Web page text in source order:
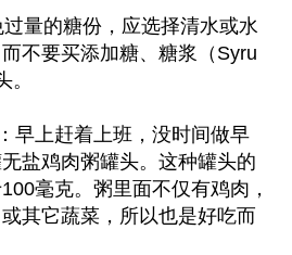
量的糖份，应选择清水或水
不要买添加糖、糖浆（Syru
早上赶着上班，没时间做早
盐鸡肉粥罐头。这种罐头的
毫克。粥里面不仅有鸡肉，
其它蔬菜，所以也是好吃而